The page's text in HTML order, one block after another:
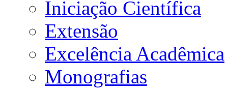
Iniciação Científica
Extensão
Excelência Acadêmica
Monografias